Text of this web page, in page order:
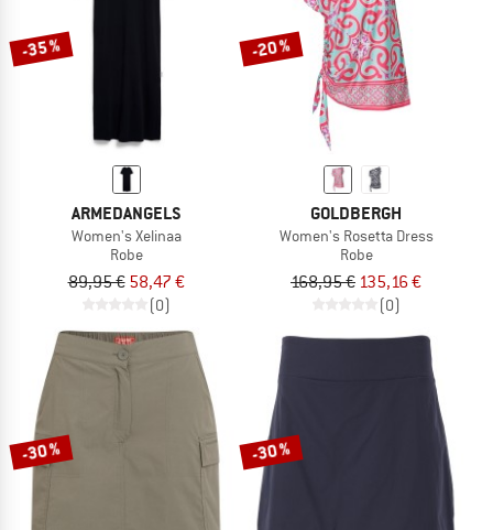
-35 %
ARMEDANGELS
Women's Xelinaa
Robe
89,95 € 58,47 €
(0)
-20 %
GOLDBERGH
Women's Rosetta Dress
Robe
168,95 € 135,16 €
(0)
-30 % -30 %